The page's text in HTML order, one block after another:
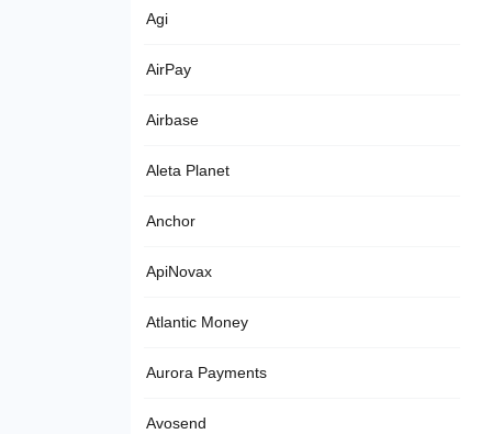
Agi
AirPay
Airbase
Aleta Planet
Anchor
ApiNovax
Atlantic Money
Aurora Payments
Avosend